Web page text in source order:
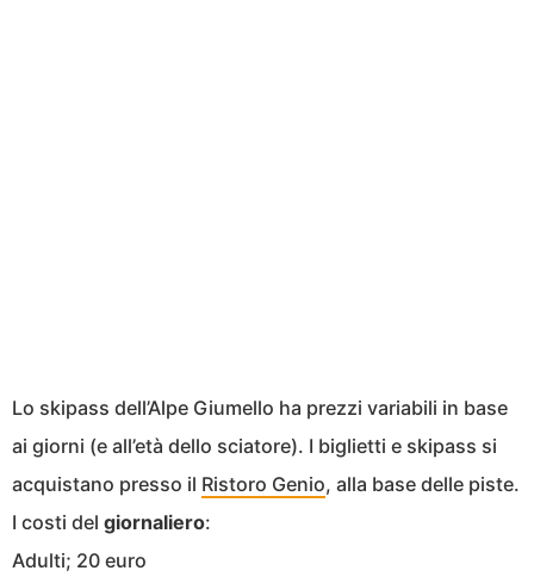
Lo skipass dell’Alpe Giumello ha prezzi variabili in base
ai giorni (e all’età dello sciatore). I biglietti e skipass si
acquistano presso il Ristoro Genio, alla base delle piste.
I costi del giornaliero:
Adulti; 20 euro